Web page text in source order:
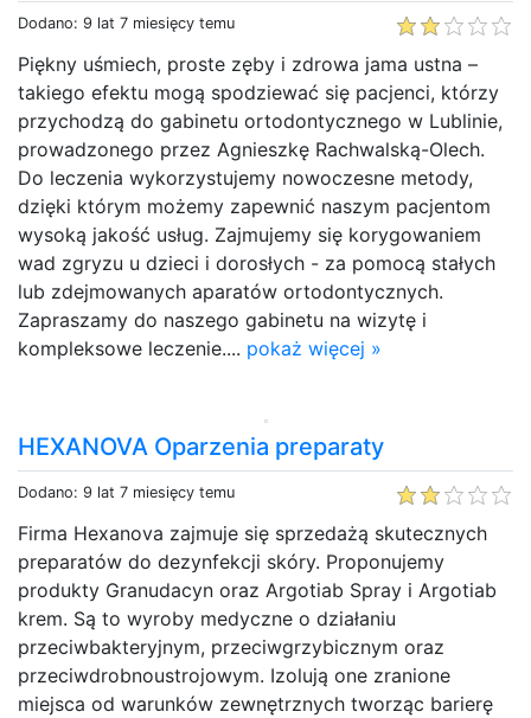
Dodano: 9 lat 7 miesięcy temu
Piękny uśmiech, proste zęby i zdrowa jama ustna –
takiego efektu mogą spodziewać się pacjenci, którzy
przychodzą do gabinetu ortodontycznego w Lublinie,
prowadzonego przez Agnieszkę Rachwalską-Olech.
Do leczenia wykorzystujemy nowoczesne metody,
dzięki którym możemy zapewnić naszym pacjentom
wysoką jakość usług. Zajmujemy się korygowaniem
wad zgryzu u dzieci i dorosłych - za pomocą stałych
lub zdejmowanych aparatów ortodontycznych.
Zapraszamy do naszego gabinetu na wizytę i
kompleksowe leczenie.... pokaż więcej »
HEXANOVA Oparzenia preparaty
Dodano: 9 lat 7 miesięcy temu
Firma Hexanova zajmuje się sprzedażą skutecznych
preparatów do dezynfekcji skóry. Proponujemy
produkty Granudacyn oraz Argotiab Spray i Argotiab
krem. Są to wyroby medyczne o działaniu
przeciwbakteryjnym, przeciwgrzybicznym oraz
przeciwdrobnoustrojowym. Izolują one zranione
miejsca od warunków zewnętrznych tworząc barierę